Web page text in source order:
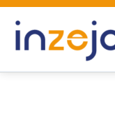
Aller
contenu